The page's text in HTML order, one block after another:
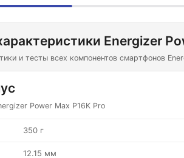
Energizer
и тесты всех компонентов смартфонов
Power Max P16K Pro
350 г
12.15 мм